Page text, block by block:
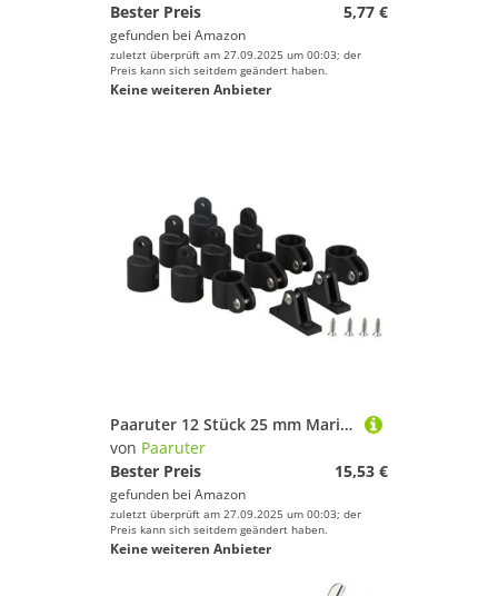
Bester Preis
5,77 €
gefunden bei Amazon
zuletzt überprüft am 27.09.2025 um 00:03; der
Preis kann sich seitdem geändert haben.
Keine weiteren Anbieter
Paaruter 12 Stück 25 mm Marine-Baldachin-Deckscharnierklaue, Verschiebbare Ösenendbeschläge, Hardware, Allgemeine Heimwerkerwerkzeuge, Solide Hardware-Werkzeuge, Langlebig, Einfach zu Bedienen
von Paaruter
Bester Preis
15,53 €
gefunden bei Amazon
zuletzt überprüft am 27.09.2025 um 00:03; der
Preis kann sich seitdem geändert haben.
Keine weiteren Anbieter